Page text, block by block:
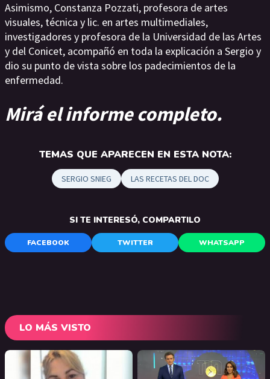
Asimismo, Constanza Pozzati, profesora de artes
visuales, técnica y lic. en artes multimediales,
investigadores y profesora de la Universidad de las Artes
y del Conicet, acompañó en toda la explicación a Sergio y
dio su punto de vista sobre los padecimientos de la
enfermedad.
Mirá el informe completo.
TEMAS QUE APARECEN EN ESTA NOTA:
SERGIO SNIEG LAS RECETAS DEL DOC
SI TE INTERESÓ, COMPARTILO
FACEBOOK TWITTER WHATSAPP
LO MÁS VISTO